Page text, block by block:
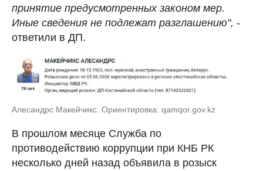
принятие предусмотренных законом мер.
Иные сведения не подлежат разглашению", -
ответили в ДП.
Алесандрс Макейчикс. Ориентировка: qamqor.gov.kz
В прошлом месяце Служба по
противодействию коррупции при КНБ РК
несколько дней назад объявила в розыск